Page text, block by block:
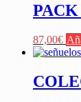
87,00€